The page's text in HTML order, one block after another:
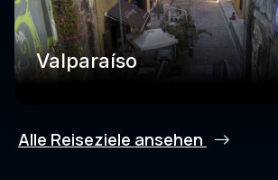
Valparaíso
Alle Reiseziele ansehen